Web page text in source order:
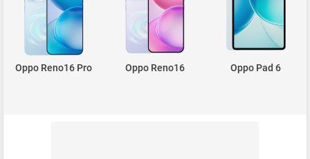
Oppo Reno16 Pro Oppo Reno16 Oppo Pad 6